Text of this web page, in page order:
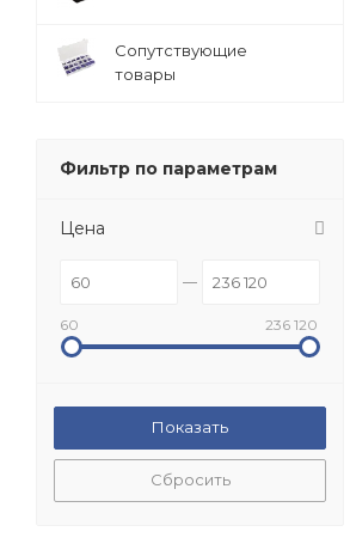
Сопутствующие
товары
Фильтр по параметрам
Цена
60 236 120
Сбросить